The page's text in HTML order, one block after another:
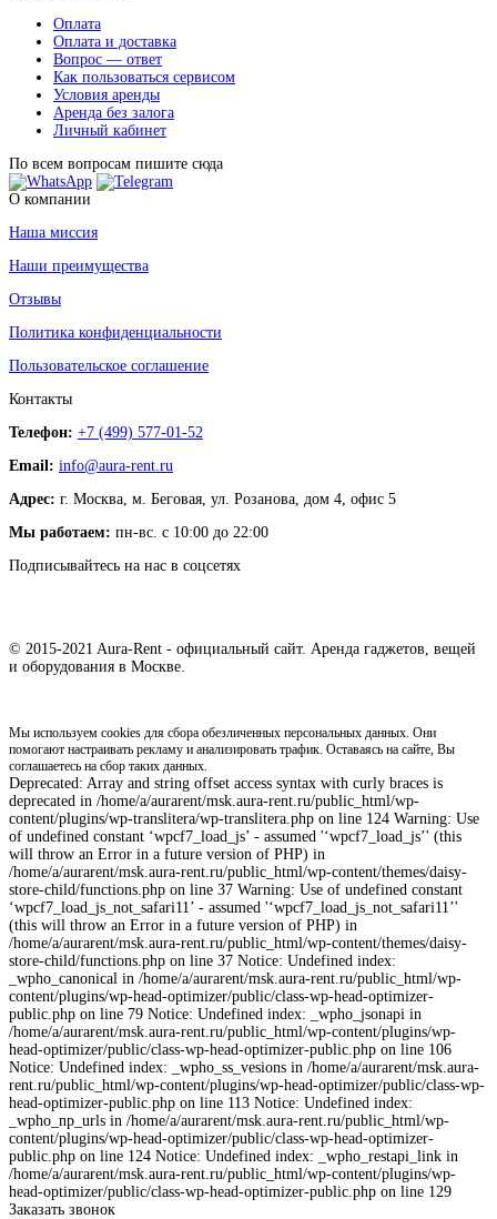
Оплата
Оплата и доставка
Вопрос — ответ
Как пользоваться сервисом
Условия аренды
Аренда без залога
Личный кабинет
По всем вопросам пишите сюда
О компании
Наша миссия
Наши преимущества
Отзывы
Политика конфиденциальности
Пользовательское соглашение
Контакты
Телефон: +7 (499) 577-01-52
Email: info@aura-rent.ru
Адрес: г. Москва, м. Беговая, ул. Розанова, дом 4, офис 5
Мы работаем: пн-вс. с 10:00 до 22:00
Подписывайтесь на нас в соцсетях
© 2015-2021 Aura-Rent - официальный сайт. Аренда гаджетов, вещей
и оборудования в Москве.
Мы используем cookies для сбора обезличенных персональных данных. Они
помогают настраивать рекламу и анализировать трафик. Оставаясь на сайте, Вы
соглашаетесь на сбор таких данных.
Deprecated: Array and string offset access syntax with curly braces is
deprecated in /home/a/aurarent/msk.aura-rent.ru/public_html/wp-
content/plugins/wp-translitera/wp-translitera.php on line 124 Warning: Use
of undefined constant ‘wpcf7_load_js’ - assumed '‘wpcf7_load_js’' (this
will throw an Error in a future version of PHP) in
/home/a/aurarent/msk.aura-rent.ru/public_html/wp-content/themes/daisy-
store-child/functions.php on line 37 Warning: Use of undefined constant
‘wpcf7_load_js_not_safari11’ - assumed '‘wpcf7_load_js_not_safari11’'
(this will throw an Error in a future version of PHP) in
/home/a/aurarent/msk.aura-rent.ru/public_html/wp-content/themes/daisy-
store-child/functions.php on line 37 Notice: Undefined index:
_wpho_canonical in /home/a/aurarent/msk.aura-rent.ru/public_html/wp-
content/plugins/wp-head-optimizer/public/class-wp-head-optimizer-
public.php on line 79 Notice: Undefined index: _wpho_jsonapi in
/home/a/aurarent/msk.aura-rent.ru/public_html/wp-content/plugins/wp-
head-optimizer/public/class-wp-head-optimizer-public.php on line 106
Notice: Undefined index: _wpho_ss_vesions in /home/a/aurarent/msk.aura-
rent.ru/public_html/wp-content/plugins/wp-head-optimizer/public/class-wp-
head-optimizer-public.php on line 113 Notice: Undefined index:
_wpho_np_urls in /home/a/aurarent/msk.aura-rent.ru/public_html/wp-
content/plugins/wp-head-optimizer/public/class-wp-head-optimizer-
public.php on line 124 Notice: Undefined index: _wpho_restapi_link in
/home/a/aurarent/msk.aura-rent.ru/public_html/wp-content/plugins/wp-
head-optimizer/public/class-wp-head-optimizer-public.php on line 129
Заказать звонок